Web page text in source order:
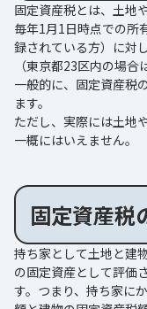
固定資産税とは、土地
毎年1月1日時点での所
録されている方）に対
（東京都23区内の場合
一般的に、固定資産税
ます。
ただし、実際には土地
一概にはいえません。
固定資産税
持ち家として土地と建
の固定資産として評価
す。つまり、持ち家に